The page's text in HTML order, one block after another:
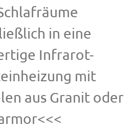
in eine
Infrarot-
mit
aus Granit oder